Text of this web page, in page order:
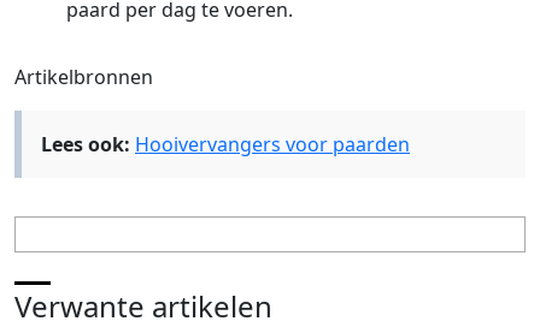
paard per dag te voeren.
Artikelbronnen
Lees ook: Hooivervangers voor paarden
Verwante artikelen